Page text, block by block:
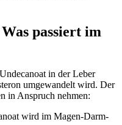
passiert im
in der Leber
umgewandelt wird. Der
in Anspruch nehmen:
wird im Magen-Darm-